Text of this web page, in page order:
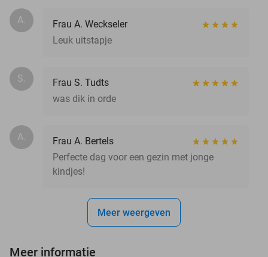
A.
Frau A. Weckseler
Leuk uitstapje
S.
Frau S. Tudts
was dik in orde
A.
Frau A. Bertels
Perfecte dag voor een gezin met jonge
kindjes!
Meer weergeven
Meer informatie